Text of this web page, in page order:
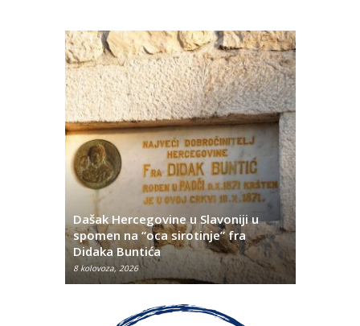
Dašak Hercegovine u Slavoniji u
spomen na “oca sirotinje” fra
Didaka Buntića
8 kolovoza, 2026